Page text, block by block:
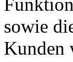
sowie
Kunden